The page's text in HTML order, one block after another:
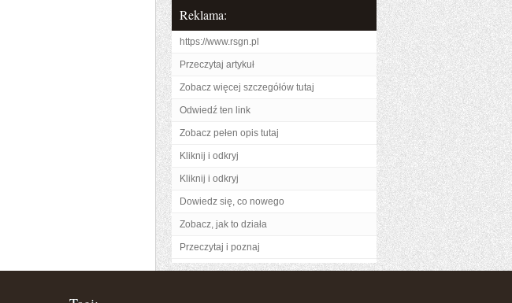
Reklama:
https://www.rsgn.pl
Przeczytaj artykuł
Zobacz więcej szczegółów tutaj
Odwiedź ten link
Zobacz pełen opis tutaj
Kliknij i odkryj
Kliknij i odkryj
Dowiedz się, co nowego
Zobacz, jak to działa
Przeczytaj i poznaj